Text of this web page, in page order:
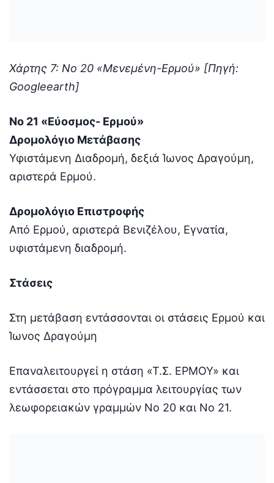
Χάρτης 7: Νο 20 «Μενεμένη-Ερμού» [Πηγή:
Googleearth]
Νο 21 «Εύοσμος- Ερμού»
Δρομολόγιο Μετάβασης
Υφιστάμενη Διαδρομή, δεξιά Ίωνος Δραγούμη,
αριστερά Ερμού.
Δρομολόγιο Επιστροφής
Από Ερμού, αριστερά Βενιζέλου, Εγνατία,
υφιστάμενη διαδρομή.
Στάσεις
Στη μετάβαση εντάσσονται οι στάσεις Ερμού και
Ίωνος Δραγούμη
Επαναλειτουργεί η στάση «Τ.Σ. ΕΡΜΟΥ» και
εντάσσεται στο πρόγραμμα λειτουργίας των
λεωφορειακών γραμμών Νο 20 και Νο 21.